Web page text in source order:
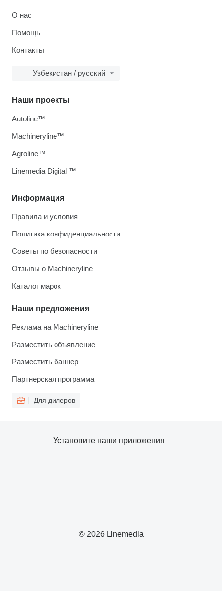
О нас
Помощь
Контакты
Узбекистан / русский
Информация
Правила и условия
Политика конфиденциальности
Советы по безопасности
Отзывы о Machineryline
Каталог марок
Наши предложения
Реклама на Machineryline
Разместить объявление
Разместить баннер
Партнерская программа
Для дилеров
Наши проекты
Autoline™
Machineryline™
Agroline™
Linemedia Digital ™
© 2026 Linemedia
Установите наши приложения